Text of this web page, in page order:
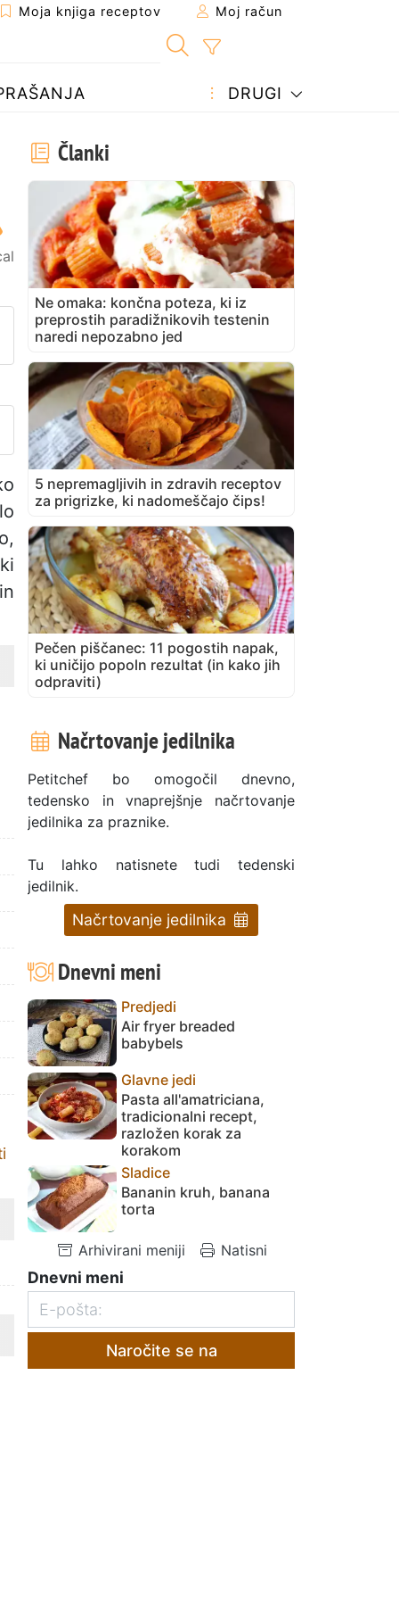
Moja knjiga receptov Moj račun
DRUGI
vprašanje avtorju
svojo fotografijo tega
Članki
Ne omaka: končna poteza, ki iz
preprostih paradižnikovih testenin
naredi nepozabno jed
5 nepremagljivih in zdravih receptov
za prigrizke, ki nadomeščajo čips!
Pečen piščanec: 11 pogostih napak,
ki uničijo popoln rezultat (in kako jih
odpraviti)
Načrtovanje jedilnika
Petitchef bo omogočil dnevno,
tedensko in vnaprejšnje načrtovanje
jedilnika za praznike.
Tu lahko natisnete tudi tedenski
jedilnik.
Načrtovanje jedilnika
Dnevni meni
Predjedi
Air fryer breaded
babybels
Glavne jedi
Pasta all'amatriciana,
tradicionalni recept,
razložen korak za
korakom
Sladice
Bananin kruh, banana
torta
Arhivirani meniji Natisni
Dnevni meni
Naročite se na